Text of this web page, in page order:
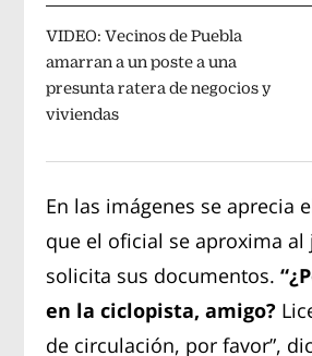
VIDEO: Vecinos de Puebla
amarran a un poste a una
presunta ratera de negocios y
viviendas
En las imágenes se aprecia
que el oficial se aproxima al
solicita sus documentos.
en la ciclopista, amigo?
de circulación, por favor”,